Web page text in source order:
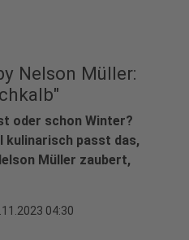
Nelson Müller:
oder schon Winter?
kulinarisch passt das,
Müller zaubert,
04:30